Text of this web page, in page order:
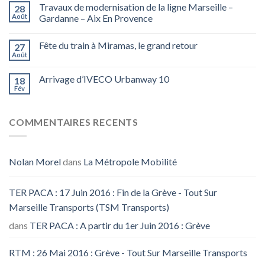
28
Août
Travaux de modernisation de la ligne Marseille –
Gardanne – Aix En Provence
27
Août
Fête du train à Miramas, le grand retour
18
Fév
Arrivage d’IVECO Urbanway 10
COMMENTAIRES RECENTS
Nolan Moreldans La Métropole Mobilité
TER PACA : 17 Juin 2016 : Fin de la Grève - Tout Sur
Marseille Transports (TSM Transports)
dans TER PACA : A partir du 1er Juin 2016 : Grève
RTM : 26 Mai 2016 : Grève - Tout Sur Marseille Transports